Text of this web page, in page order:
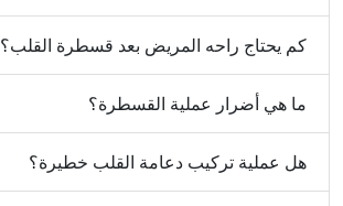
كم يحتاج راحه المريض بعد قسطرة القلب؟
ما هي أضرار عملية القسطرة؟
هل عملية تركيب دعامة القلب خطيرة؟